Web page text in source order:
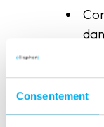
Consentement